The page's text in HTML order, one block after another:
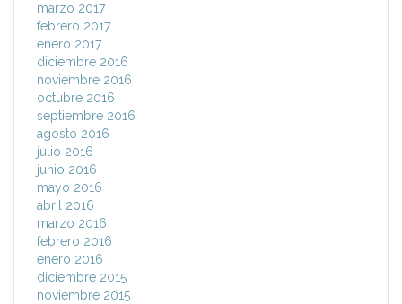
marzo 2017
febrero 2017
enero 2017
diciembre 2016
noviembre 2016
octubre 2016
septiembre 2016
agosto 2016
julio 2016
junio 2016
mayo 2016
abril 2016
marzo 2016
febrero 2016
enero 2016
diciembre 2015
noviembre 2015